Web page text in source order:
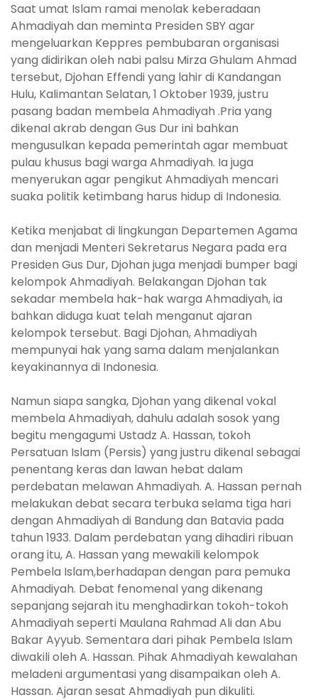
Saat umat Islam ramai menolak keberadaan
Ahmadiyah dan meminta Presiden SBY agar
mengeluarkan Keppres pembubaran organisasi
yang didirikan oleh nabi palsu Mirza Ghulam Ahmad
tersebut, Djohan Effendi yang lahir di Kandangan
Hulu, Kalimantan Selatan, 1 Oktober 1939, justru
pasang badan membela Ahmadiyah .Pria yang
dikenal akrab dengan Gus Dur ini bahkan
mengusulkan kepada pemerintah agar membuat
pulau khusus bagi warga Ahmadiyah. Ia juga
menyerukan agar pengikut Ahmadiyah mencari
suaka politik ketimbang harus hidup di Indonesia.
Ketika menjabat di lingkungan Departemen Agama
dan menjadi Menteri Sekretarus Negara pada era
Presiden Gus Dur, Djohan juga menjadi bumper bagi
kelompok Ahmadiyah. Belakangan Djohan tak
sekadar membela hak-hak warga Ahmadiyah, ia
bahkan diduga kuat telah menganut ajaran
kelompok tersebut. Bagi Djohan, Ahmadiyah
mempunyai hak yang sama dalam menjalankan
keyakinannya di Indonesia.
Namun siapa sangka, Djohan yang dikenal vokal
membela Ahmadiyah, dahulu adalah sosok yang
begitu mengagumi Ustadz A. Hassan, tokoh
Persatuan Islam (Persis) yang justru dikenal sebagai
penentang keras dan lawan hebat dalam
perdebatan melawan Ahmadiyah. A. Hassan pernah
melakukan debat secara terbuka selama tiga hari
dengan Ahmadiyah di Bandung dan Batavia pada
tahun 1933. Dalam perdebatan yang dihadiri ribuan
orang itu, A. Hassan yang mewakili kelompok
Pembela Islam,berhadapan dengan para pemuka
Ahmadiyah. Debat fenomenal yang dikenang
sepanjang sejarah itu menghadirkan tokoh-tokoh
Ahmadiyah seperti Maulana Rahmad Ali dan Abu
Bakar Ayyub. Sementara dari pihak Pembela Islam
diwakili oleh A. Hassan. Pihak Ahmadiyah kewalahan
meladeni argumentasi yang disampaikan oleh A.
Hassan. Ajaran sesat Ahmadiyah pun dikuliti.